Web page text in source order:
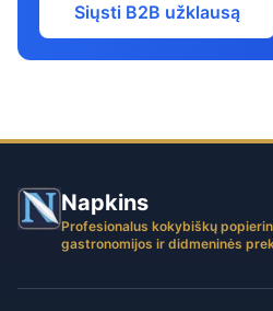
Siųsti B2B užklausą
Napkins
Profesionalus kokybiškų
gastronomijos ir didmeninės